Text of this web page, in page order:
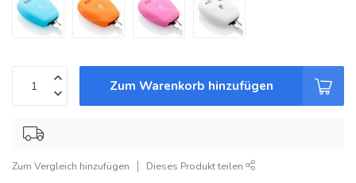
Zum Warenkorb hinzufügen
Zum Vergleich hinzufügen Dieses Produkt teilen